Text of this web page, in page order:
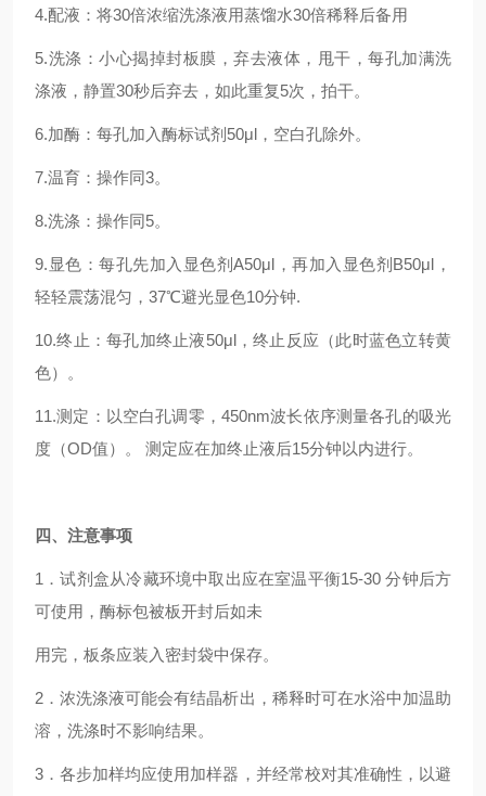
4.配液：将30倍浓缩洗涤液用蒸馏水30倍稀释后备用
5.洗涤：小心揭掉封板膜，弃去液体，甩干，每孔加满洗
涤液，静置30秒后弃去，如此重复5次，拍干。
6.加酶：每孔加入酶标试剂50μl，空白孔除外。
7.温育：操作同3。
8.洗涤：操作同5。
9.显色：每孔先加入显色剂A50μl，再加入显色剂B50μl，
轻轻震荡混匀，37℃避光显色10分钟.
10.终止：每孔加终止液50μl，终止反应（此时蓝色立转黄
色）。
11.测定：以空白孔调零，450nm波长依序测量各孔的吸光
度（OD值）。 测定应在加终止液后15分钟以内进行。
四、注意事项
1．试剂盒从冷藏环境中取出应在室温平衡15-30 分钟后方
可使用，酶标包被板开封后如未
用完，板条应装入密封袋中保存。
2．浓洗涤液可能会有结晶析出，稀释时可在水浴中加温助
溶，洗涤时不影响结果。
3．各步加样均应使用加样器，并经常校对其准确性，以避